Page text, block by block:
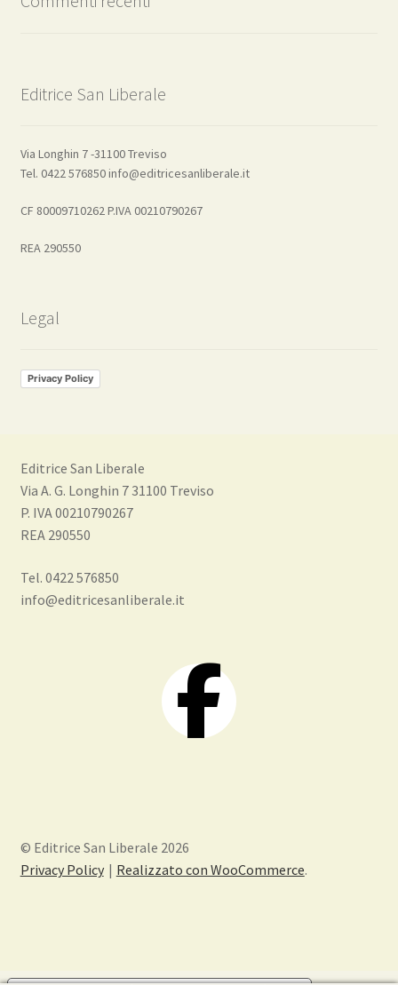
Editrice San Liberale
Via Longhin 7 -31100 Treviso
Tel. 0422 576850 info@editricesanliberale.it
CF 80009710262 P.IVA 00210790267
REA 290550
Legal
Privacy Policy
Editrice San Liberale
Via A. G. Longhin 7 31100 Treviso
P. IVA 00210790267
REA 290550
Tel. 0422 576850
info@editricesanliberale.it
© Editrice San Liberale 2026
Privacy Policy
Realizzato con WooCommerce.